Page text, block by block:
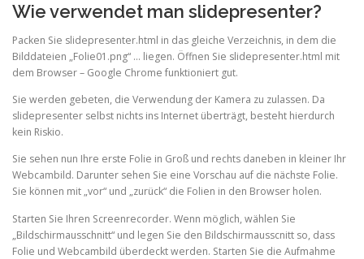
Wie verwendet man slidepresenter?
Packen Sie slidepresenter.html in das gleiche Verzeichnis, in dem die
Bilddateien „Folie01.png“ … liegen. Öffnen Sie slidepresenter.html mit
dem Browser – Google Chrome funktioniert gut.
Sie werden gebeten, die Verwendung der Kamera zu zulassen. Da
slidepresenter selbst nichts ins Internet überträgt, besteht hierdurch
kein Riskio.
Sie sehen nun Ihre erste Folie in Groß und rechts daneben in kleiner Ihr
Webcambild. Darunter sehen Sie eine Vorschau auf die nächste Folie.
Sie können mit „vor“ und „zurück“ die Folien in den Browser holen.
Starten Sie Ihren Screenrecorder. Wenn möglich, wählen Sie
„Bildschirmausschnitt“ und legen Sie den Bildschirmausscnitt so, dass
Folie und Webcambild überdeckt werden. Starten Sie die Aufmahme